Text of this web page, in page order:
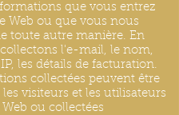
que vous entrez
Web ou que vous nous
toute autre manière. En
l'e-mail, le nom,
IP, les détails de facturation.
collectées peuvent être
visiteurs et les utilisateurs
ou collectées